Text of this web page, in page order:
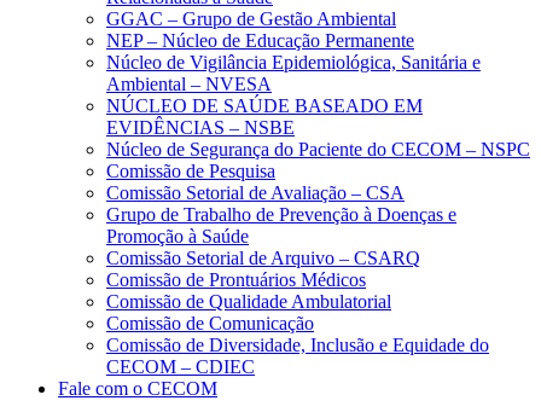
GGAC – Grupo de Gestão Ambiental
NEP – Núcleo de Educação Permanente
Núcleo de Vigilância Epidemiológica, Sanitária e
Ambiental – NVESA
NÚCLEO DE SAÚDE BASEADO EM
EVIDÊNCIAS – NSBE
Núcleo de Segurança do Paciente do CECOM – NSPC
Comissão de Pesquisa
Comissão Setorial de Avaliação – CSA
Grupo de Trabalho de Prevenção à Doenças e
Promoção à Saúde
Comissão Setorial de Arquivo – CSARQ
Comissão de Prontuários Médicos
Comissão de Qualidade Ambulatorial
Comissão de Comunicação
Comissão de Diversidade, Inclusão e Equidade do
CECOM – CDIEC
Fale com o CECOM